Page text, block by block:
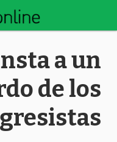
a un
de los